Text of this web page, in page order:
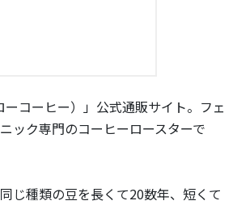
ーコーヒー）」公式通販サイト。フェ
ック専門のコーヒーロースターで
じ種類の豆を長くて20数年、短くて